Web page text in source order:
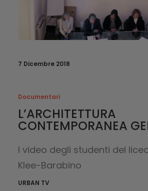
7 Dicembre 2018
Documentari
L’ARCHITETTURA
CONTEMPORANEA
I video degli studenti del
Klee-Barabino
URBAN TV